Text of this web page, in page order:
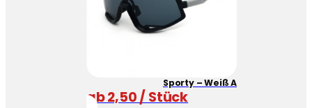
Sporty – Weiß A
ab 2,50 / Stück